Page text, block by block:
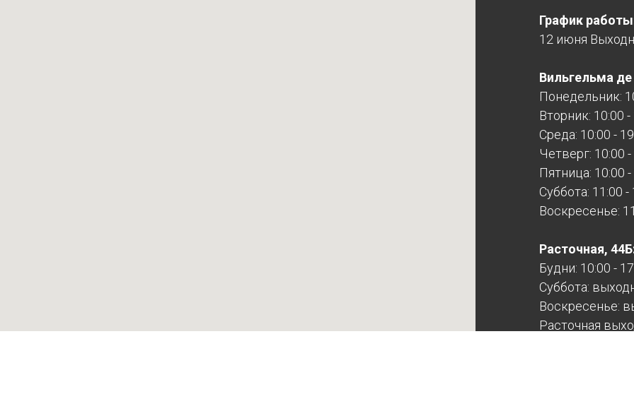
График
12 июня
Вильгельма де
Понедельник:
Вторник: 10:00 -
Среда: 10:00 -
Четверг: 10:00 -
Пятница: 10:00 -
Суббота: 11:00 -
Воскресенье:
Расточная,
Будни: 10:00 -
Суббота:
Воскресенье:
Расточная